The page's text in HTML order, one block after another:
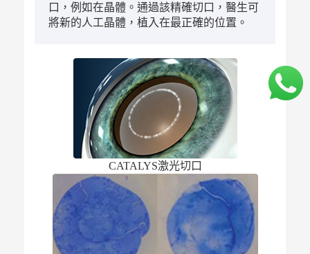
口，例如在晶體。通過該精確切口，醫生可
將新的人工晶體，植入在最正確的位置。
CATALYS激光切口